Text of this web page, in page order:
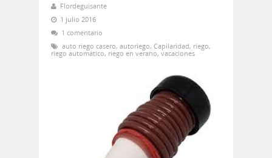
Flordeguisante
1 julio 2016
1 comentario
auto riego casero, autoriego, Capilaridad, riego,
riego automático, riego en verano, vacaciones